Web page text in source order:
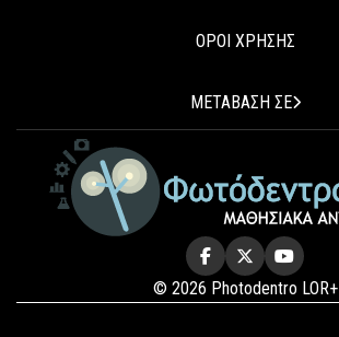
ΟΡΟΙ ΧΡΗΣΗΣ
ΜΕΤΑΒΑΣΗ ΣΕ
© 2026 Photodentro LOR+